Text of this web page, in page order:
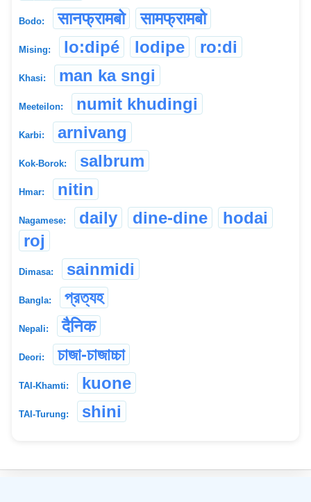
Bodo: सानफ्रामबो सामफ्रामबो
Mising: lo:dipé lodipe ro:di
Khasi: man ka sngi
Meeteilon: numit khudingi
Karbi: arnivang
Kok-Borok: salbrum
Hmar: nitin
Nagamese: daily dine-dine
hodai
roj
Dimasa: sainmidi
Bangla: প্রত্যহ
Nepali: दैनिक
Deori: চাজা-চাজাচ্চা
TAI-Khamti: kuone
TAI-Turung: shini